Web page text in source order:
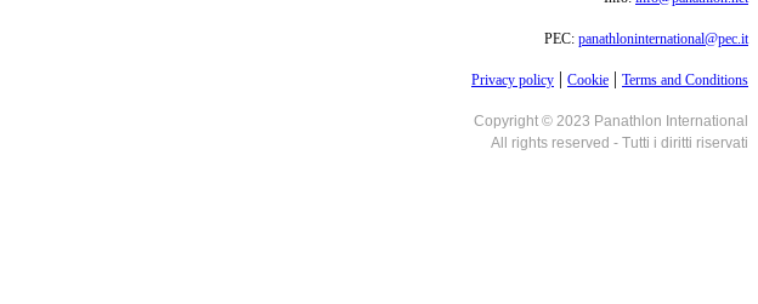
PEC: panathloninternational@pec.it
Privacy policy | Cookie | Terms and Conditions
Copyright © 2023 Panathlon International
All rights reserved - Tutti i diritti riservati